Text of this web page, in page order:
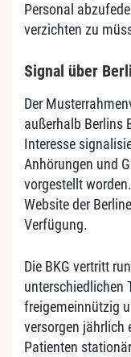
Personal
verzichten zu
Signal über
Der
außerhalb Berlins
Interesse
Anhörungen und
vorgestellt
Website der
Verfügung.
Die BKG vertritt
unterschiedlichen
freigemeinnützig
versorgen jährlich
Patienten